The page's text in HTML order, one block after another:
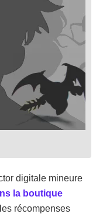
digitale mineure
la boutique
récompenses